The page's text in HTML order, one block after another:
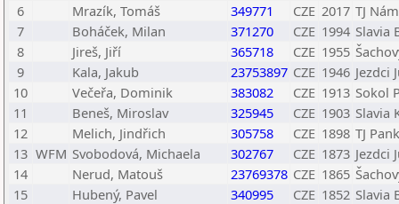
6
Mrazík, Tomáš 349771 CZE 2017 TJ
7
Boháček, Milan 371270 CZE 1994 Slavia
8
Jireš, Jiří 365718 CZE 1955
9
Kala, Jakub 23753897 CZE 1946 Jezdci
10
Večeřa, Dominik 383082 CZE 1913 Sokol
11
Beneš, Miroslav 325945 CZE 1903 Slavia
12
Melich, Jindřich 305758 CZE 1898 TJ
13 WFM Svobodová, Michaela 302767 CZE 1873 Jezdci
14
Nerud, Matouš 23769378 CZE 1865
15
Hubený, Pavel 340995 CZE 1852 Slavia